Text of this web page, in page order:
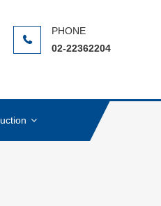
TAIPEI
演著重要的角色
02-22362204